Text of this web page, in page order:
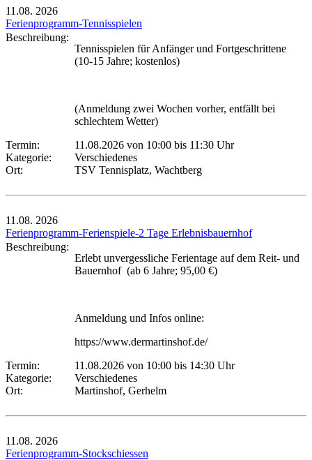
11.08. 2026
Ferienprogramm-Tennisspielen
Beschreibung:
Tennisspielen für Anfänger und Fortgeschrittene
(10-15 Jahre; kostenlos)
(Anmeldung zwei Wochen vorher, entfällt bei
schlechtem Wetter)
Termin:
11.08.2026 von 10:00 bis 11:30 Uhr
Kategorie:
Verschiedenes
Ort:
TSV Tennisplatz, Wachtberg
11.08. 2026
Ferienprogramm-Ferienspiele-2 Tage Erlebnisbauernhof
Beschreibung:
Erlebt unvergessliche Ferientage auf dem Reit- und
Bauernhof (ab 6 Jahre; 95,00 €)
Anmeldung und Infos online:
https://www.dermartinshof.de/
Termin:
11.08.2026 von 10:00 bis 14:30 Uhr
Kategorie:
Verschiedenes
Ort:
Martinshof, Gerhelm
11.08. 2026
Ferienprogramm-Stockschiessen